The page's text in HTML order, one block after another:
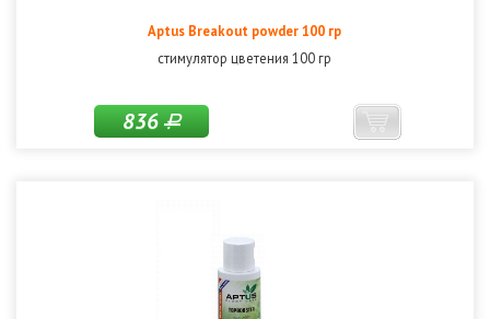
Aptus Breakout powder 100 гр
стимулятор цветения 100 гр
836Р